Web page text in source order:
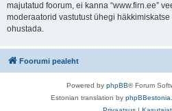
majutatud foorum, ei kanna “www.firn.ee”
moderaatorid vastutust ühegi
ohustada.
Foorumi pealeht
Powered by phpBB® Forum
Estonian translation by